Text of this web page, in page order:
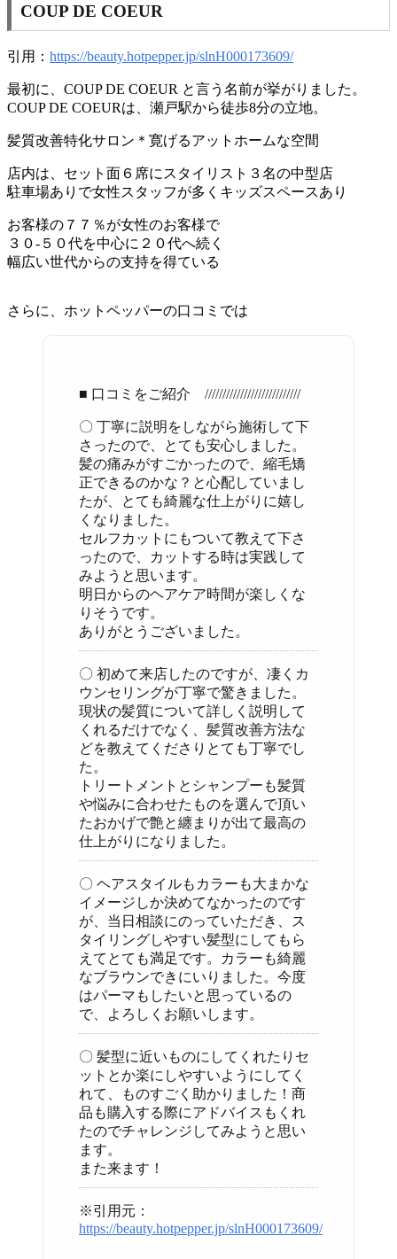
COUP DE COEUR
引用： https://beauty.hotpepper.jp/slnH000173609/
最初に、COUP DE COEUR と言う名前が挙がりました。
COUP DE COEURは、瀬戸駅から徒歩8分の立地。
髪質改善特化サロン＊寛げるアットホームな空間
店内は、セット面６席にスタイリスト３名の中型店
駐車場ありで女性スタッフが多くキッズスペースあり
お客様の７７％が女性のお客様で
３０-５０代を中心に２０代へ続く
幅広い世代からの支持を得ている
さらに、ホットペッパーの口コミでは
■ 口コミをご紹介 ///////////////////////////
〇 丁寧に説明をしながら施術して下
さったので、とても安心しました。
髪の痛みがすごかったので、縮毛矯
正できるのかな？と心配していまし
たが、とても綺麗な仕上がりに嬉し
くなりました。
セルフカットにもついて教えて下さ
ったので、カットする時は実践して
みようと思います。
明日からのヘアケア時間が楽しくな
りそうです。
ありがとうございました。
〇 初めて来店したのですが、凄くカ
ウンセリングが丁寧で驚きました。
現状の髪質について詳しく説明して
くれるだけでなく、髪質改善方法な
どを教えてくださりとても丁寧でし
た。
トリートメントとシャンプーも髪質
や悩みに合わせたものを選んで頂い
たおかげで艶と纏まりが出て最高の
仕上がりになりました。
〇 ヘアスタイルもカラーも大まかな
イメージしか決めてなかったのです
が、当日相談にのっていただき、ス
タイリングしやすい髪型にしてもら
えてとても満足です。カラーも綺麗
なブラウンできにいりました。今度
はパーマもしたいと思っているの
で、よろしくお願いします。
〇 髪型に近いものにしてくれたりセ
ットとか楽にしやすいようにしてく
れて、ものすごく助かりました！商
品も購入する際にアドバイスもくれ
たのでチャレンジしてみようと思い
ます。
また来ます！
※引用元：
https://beauty.hotpepper.jp/slnH000173609/